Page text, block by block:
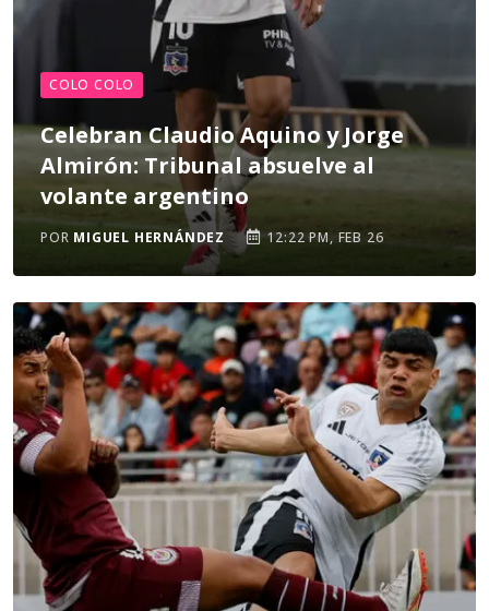
COLO COLO
Celebran Claudio Aquino y Jorge
Almirón: Tribunal absuelve al
volante argentino
POR MIGUEL HERNÁNDEZ 12:22 PM, FEB 26